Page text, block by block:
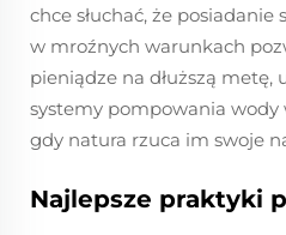
chce słuchać, że
w mroźnych warunkach
pieniądze na dłuższą
systemy pompowania
gdy natura rzuca im swoje
Najlepsze praktyki